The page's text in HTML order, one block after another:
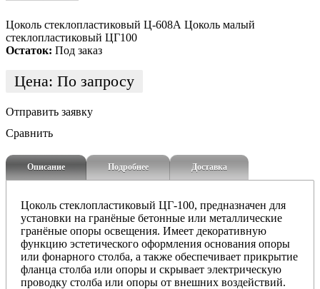
Цоколь стеклопластиковый Ц-608А Цоколь малый
стеклопластиковый ЦГ100
Остаток: Под заказ
Цена: По запросу
Отправить заявку
Сравнить
Описание Подробнее Доставка
Цоколь стеклопластиковый ЦГ-100, предназначен для
установки на гранёные бетонные или металлические
гранёные опоры освещения. Имеет декоративную
функцию эстетического оформления основания опоры
или фонарного столба, а также обеспечивает прикрытие
фланца столба или опоры и скрывает электрическую
проводку столба или опоры от внешних воздействий.